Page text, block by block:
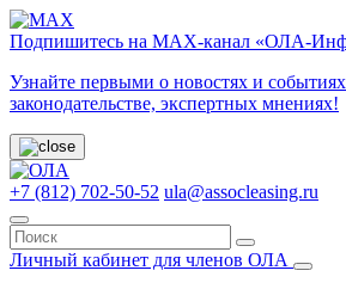
Подпишитесь на МАХ-канал «ОЛА-
Узнайте первыми о новостях и
законодательстве, экспертных мнениях!
+7 (812) 702-50-52 ula@assocleasing.ru
Личный кабинет для членов ОЛА